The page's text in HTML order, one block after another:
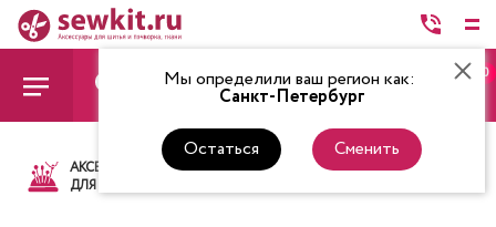
Мы определили ваш регион как:
Санкт-Петербург
Остаться Сменить
0
АКСЕССУАРЫ
ДЛЯ ШИТЬЯ
ТКАНИ НИТКИ